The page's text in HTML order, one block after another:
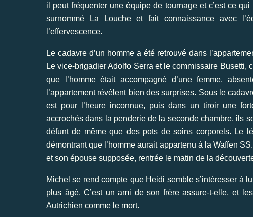
il peut fréquenter une équipe de tournage et c’est ce
surnommé La Louche et fait connaissance avec
l’effervescence.
Le cadavre d’un homme a été retrouvé dans
Le vice-brigadier Adolfo Serra et le commissaire Busetti,
que l’homme était accompagné d’une femme,
l’appartement révèlent bien des surprises. Sous le
est pour l’heure inconnue, puis dans un tiroir une
accrochés dans la penderie de la seconde chambre, ils
défunt de même que des pots de soins corporels. Le
démontrant que l’homme aurait appartenu à la Waffen
et son épouse supposée, rentrée le matin de la
Michel se rend compte que Heidi semble s’intéresser à
plus âgé. C’est un ami de son frère assure-t-elle, et
Autrichien comme le mort.